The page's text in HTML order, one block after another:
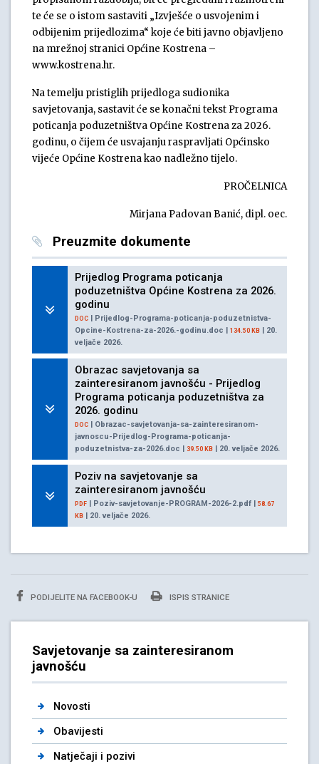
te će se o istom sastaviti „Izvješće o usvojenim i
odbijenim prijedlozima“ koje će biti javno objavljeno
na mrežnoj stranici Općine Kostrena –
www.kostrena.hr.
Na temelju pristiglih prijedloga sudionika
savjetovanja, sastavit će se konačni tekst Programa
poticanja poduzetništva Općine Kostrena za 2026.
godinu, o čijem će usvajanju raspravljati Općinsko
vijeće Općine Kostrena kao nadležno tijelo.
PROČELNICA
Mirjana Padovan Banić, dipl. oec.
Preuzmite dokumente
Prijedlog Programa poticanja
poduzetništva Općine Kostrena za 2026.
godinu
DOC | Prijedlog-Programa-poticanja-poduzetnistva-
Opcine-Kostrena-za-2026.-godinu.doc | 134.50 KB | 20.
veljače 2026.
Obrazac savjetovanja sa
zainteresiranom javnošću - Prijedlog
Programa poticanja poduzetništva za
2026. godinu
DOC | Obrazac-savjetovanja-sa-zainteresiranom-
javnoscu-Prijedlog-Programa-poticanja-
poduzetnistva-za-2026.doc | 39.50 KB | 20. veljače 2026.
Poziv na savjetovanje sa
zainteresiranom javnošću
PDF | Poziv-savjetovanje-PROGRAM-2026-2.pdf | 58.67
KB | 20. veljače 2026.
PODIJELITE NA FACEBOOK-U ISPIS STRANICE
Savjetovanje sa zainteresiranom
javnošću
Novosti
Obavijesti
Natječaji i pozivi